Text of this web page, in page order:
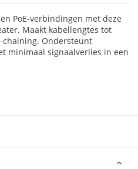
PoE-verbindingen met deze
Maakt kabellengtes tot
chaining. Ondersteunt
minimaal signaalverlies in een